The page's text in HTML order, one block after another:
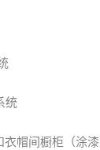
统
帽间橱柜（涂漆